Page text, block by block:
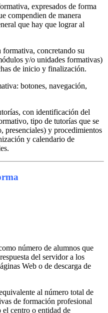
expresados de forma
compendien de manera
que hay que lograr al
concretando su
y/o unidades formativas)
de inicio y finalización.
botones, navegación,
con identificación del
tipo de tutorías que se
presenciales) y procedimientos
y calendario de
número de alumnos que
del servidor a los
Web o de descarga de
al número total de
de formación profesional
el centro o entidad de